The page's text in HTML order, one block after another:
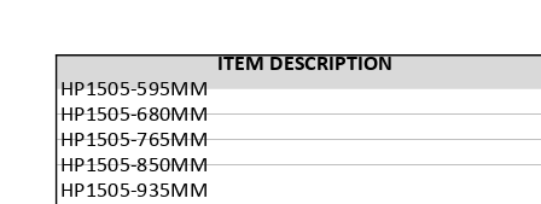
ITEM DESCRIPTION
HP1505-595MM
HP1505-680MM
HP1505-765MM
HP1505-850MM
HP1505-935MM